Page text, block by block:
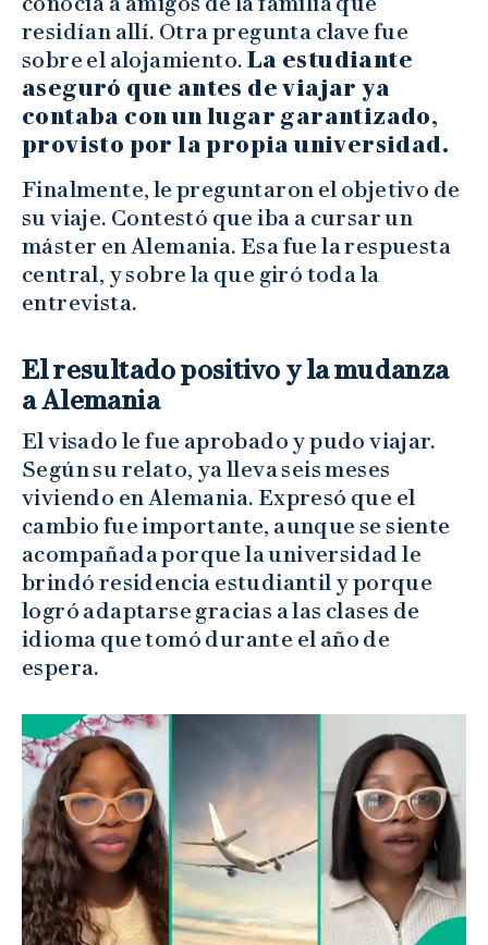
residían allí. Otra pregunta clave fue
sobre el alojamiento. La estudiante
aseguró que antes de viajar ya
contaba con un lugar garantizado,
provisto por la propia universidad.
Finalmente, le preguntaron el objetivo de
su viaje. Contestó que iba a cursar un
máster en Alemania. Esa fue la respuesta
central, y sobre la que giró toda la
entrevista.
El resultado positivo y la mudanza
a Alemania
El visado le fue aprobado y pudo viajar.
Según su relato, ya lleva seis meses
viviendo en Alemania. Expresó que el
cambio fue importante, aunque se siente
acompañada porque la universidad le
brindó residencia estudiantil y porque
logró adaptarse gracias a las clases de
idioma que tomó durante el año de
espera.